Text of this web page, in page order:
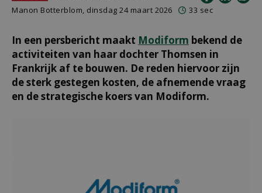
Manon Botterblom, dinsdag 24 maart 2026 33 sec
In een persbericht maakt Modiform bekend de
activiteiten van haar dochter Thomsen in
Frankrijk af te bouwen. De reden hiervoor zijn
de sterk gestegen kosten, de afnemende vraag
en de strategische koers van Modiform.